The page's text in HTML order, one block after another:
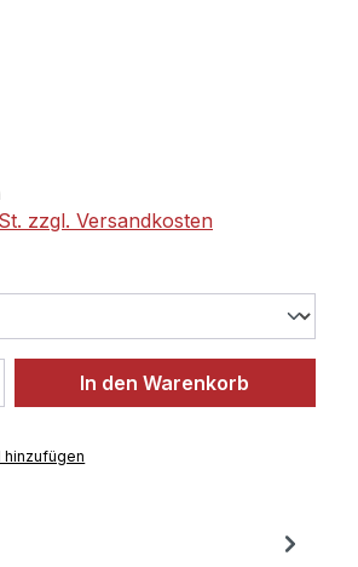
zzgl. Versandkosten
Gib den
In den Warenkorb
hinzufügen